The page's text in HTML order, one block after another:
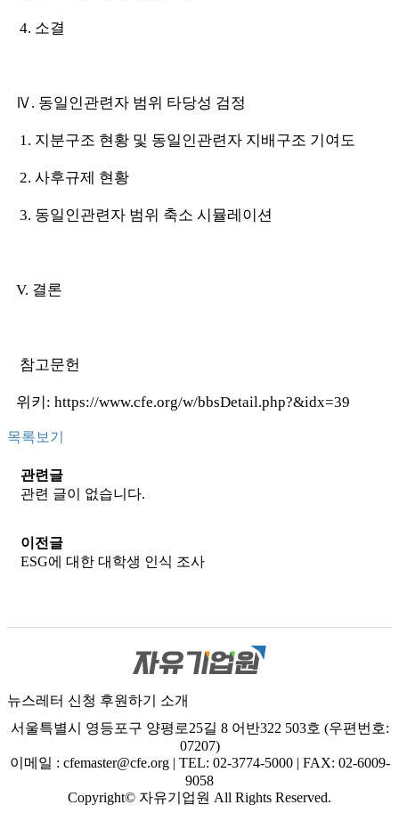
4. 소결
Ⅳ. 동일인관련자 범위 타당성 검정
1. 지분구조 현황 및 동일인관련자 지배구조 기여도
2. 사후규제 현황
3. 동일인관련자 범위 축소 시뮬레이션
V. 결론
참고문헌
위키: https://www.cfe.org/w/bbsDetail.php?&idx=39
목록보기
관련글
관련 글이 없습니다.
이전글
ESG에 대한 대학생 인식 조사
뉴스레터 신청 후원하기
소개
서울특별시 영등포구 양평로25길 8 어반322 503호 (우편번호:
07207)
이메일 : cfemaster@cfe.org | TEL: 02-3774-5000 | FAX: 02-6009-
9058
Copyright© 자유기업원 All Rights Reserved.